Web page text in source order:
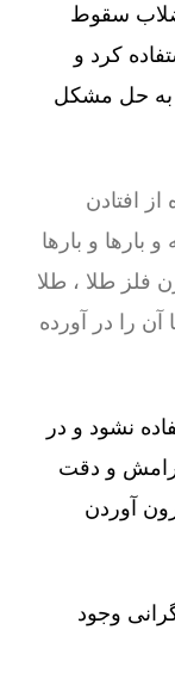
سقوط
کرد و
به حل مشکل
افتادن
بارها و بارها
فلز طلا ، طلا
را در آورده
نشود و در
و دقت
آوردن
وجود